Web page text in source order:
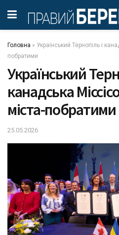
Головна » Український Тернопіль і
побратими
Український
канадська
міста-побратими
25.05.2026